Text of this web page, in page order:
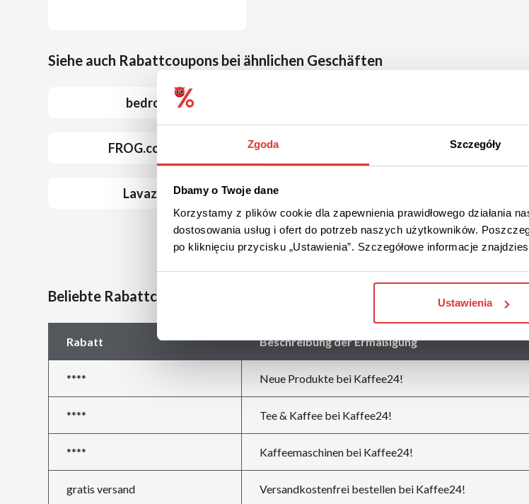
Zgoda Szczegóły
Dbamy o Twoje dane
Korzystamy z plików cookie dla zapewnienia prawidłowego działania
dostosowania usług i ofert do potrzeb naszych użytkowników.
po kliknięciu przycisku „Ustawienia”. Szczegółowe informacje
Ustawienia
Siehe auch Rabattcoupons bei ähnlichen Geschäften
bedrop
FROG.coffee
Lavazza
Mehr sehen
Beliebte Rabattcodes bei Kaffee24
Rabatt Beschreibung der Ermäßigung
**** Neue Produkte bei Kaffee24!
**** Tee & Kaffee bei Kaffee24!
**** Kaffeemaschinen bei Kaffee24!
gratis versand Versandkostenfrei bestellen bei Kaffee24!